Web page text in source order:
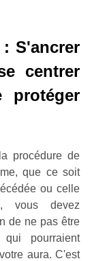
: S'ancrer
centrer
procédure de
que ce soit
ou celle
vous devez
de ne pas être
pourraient
aura. C'est